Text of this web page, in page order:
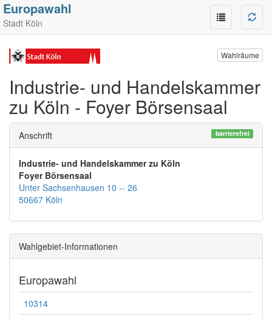
Europawahl
Stadt Köln
Wahlräume
Industrie- und Handelskammer
zu Köln - Foyer Börsensaal
Anschrift barrierefrei
Industrie- und Handelskammer zu Köln
Foyer Börsensaal
Unter Sachsenhausen 10 -- 26
50667 Köln
Wahlgebiet-Informationen
Europawahl
10314